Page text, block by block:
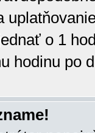
o 1
hodinu po